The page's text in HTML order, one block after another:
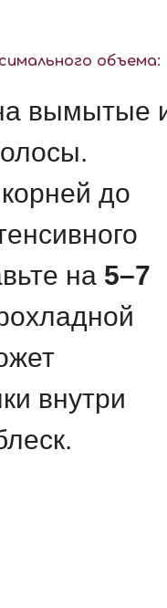
объема:
вымытые
до
на 5–7
внутри